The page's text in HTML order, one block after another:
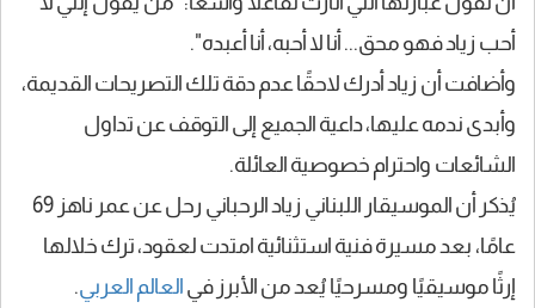
أحب زياد فهو محق... أنا لا أحبه، أنا أعبده".
وأضافت أن زياد أدرك لاحقًا عدم دقة تلك التصريحات القديمة،
وأبدى ندمه عليها، داعية الجميع إلى التوقف عن تداول
الشائعات واحترام خصوصية العائلة.
يُذكر أن الموسيقار اللبناني زياد الرحباني رحل عن عمر ناهز 69
عامًا، بعد مسيرة فنية استثنائية امتدت لعقود، ترك خلالها
إرثًا موسيقيًا ومسرحيًا يُعد من الأبرز في العالم العربي.